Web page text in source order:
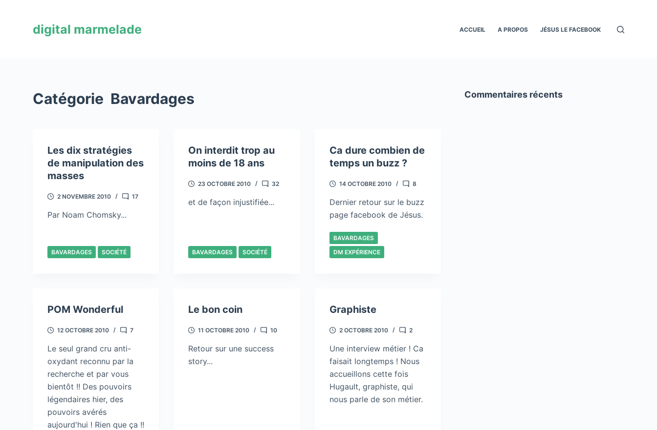
digital marmelade ACCUEIL A PROPOS JÉSUS LE FACEBOOK
Catégorie Bavardages
Les dix stratégies
de manipulation des
masses
2 NOVEMBRE 2010 17
Par Noam Chomsky...
BAVARDAGES SOCIÉTÉ
On interdit trop au
moins de 18 ans
23 OCTOBRE 2010 32
et de façon injustifiée...
BAVARDAGES SOCIÉTÉ
Ca dure combien de
temps un buzz ?
14 OCTOBRE 2010 8
Dernier retour sur le buzz
page facebook de Jésus.
BAVARDAGES
DM EXPÉRIENCE
POM Wonderful
12 OCTOBRE 2010 7
Le seul grand cru anti-
oxydant reconnu par la
recherche et par vous
bientôt !! Des pouvoirs
légendaires hier, des
pouvoirs avérés
aujourd'hui ! Rien que ça !!
Le bon coin
11 OCTOBRE 2010 10
Retour sur une success
story...
Graphiste
2 OCTOBRE 2010 2
Une interview métier ! Ca
faisait longtemps ! Nous
accueillons cette fois
Hugault, graphiste, qui
nous parle de son métier.
Commentaires récents